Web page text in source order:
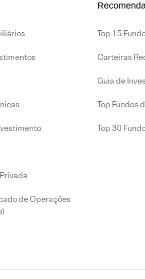
de Operações
Top 15
Carteiras
Guia de
Top Fundos
Top 30